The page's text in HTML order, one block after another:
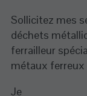
Sollicitez mes
déchets
ferrailleur
métaux ferreux
Je